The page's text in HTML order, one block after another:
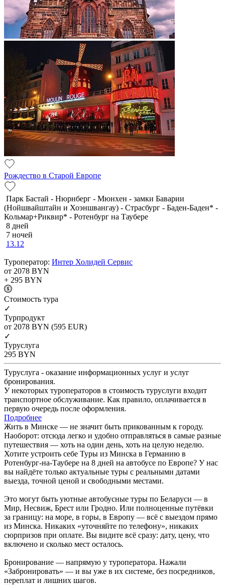
Рождество в Старой Европе
Парк Бастай - Нюрнберг - Мюнхен - замки Баварии
(Нойшвайштайн и Хоэншвангау) - Страсбург - Баден-Баден* -
Кольмар+Риквир* - Ротенбург на Таубере
8 дней
7 ночей
13.12
Туроператор: Интер Холидей Сервис
от 2078 BYN
+ 295 BYN
Cтоимость тура
✓
Турпродукт
от 2078 BYN (595 EUR)
✓
Туруслуга
295 BYN
Туруслуга - оказание информационных услуг и услуг
бронирования.
У некоторых туроператоров в стоимость туруслуги входит
транспортное обслуживание. Как правило, оплачивается в
первую очередь после оформления.
Подробнее
Жить в Минске — не значит быть прикованным к городу.
Наоборот: отсюда легко и удобно отправляться в самые разные
путешествия — хоть на один день, хоть на целую неделю.
Хотите устроить себе Туры из Минска в Германию в
Ротенбург-на-Таубере на 8 дней на автобусе по Европе? У нас
вы найдёте только актуальные туры с реальными датами
выезда, точной ценой и свободными местами.
Это могут быть уютные автобусные туры по Беларуси — в
Мир, Несвиж, Брест или Гродно. Или полноценные путёвки
за границу: на море, в горы, в Европу — всё с выездом прямо
из Минска. Никаких «уточняйте по телефону», никаких
сюрпризов при оплате. Вы видите всё сразу: дату, цену, что
включено и сколько мест осталось.
Бронирование — напрямую у туроператора. Нажали
«Забронировать» — и вы уже в их системе, без посредников,
переплат и лишних шагов.